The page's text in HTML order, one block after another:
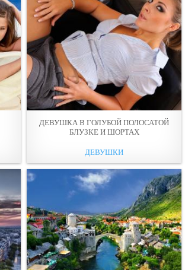
ДЕВУШКА В ГОЛУБОЙ ПОЛOСАТОЙ
БЛУЗКЕ И ШОРТАХ
ДЕВУШКИ